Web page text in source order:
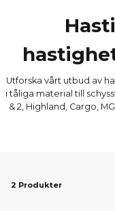
Utforska vårt utbud av
i tåliga material till
& 2, Highland, Cargo,
2 Produkter